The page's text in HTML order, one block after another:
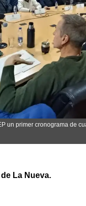
Sociedad
Tecnología
Turismo
Salud
Es viral
un primer cronograma de
La Nueva.